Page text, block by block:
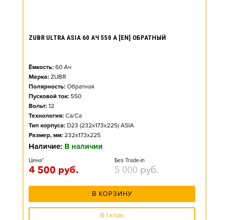
ZUBR ULTRA ASIA 60 АЧ 550 А [EN] ОБРАТНЫЙ
Ёмкость: 60 Ач
Марка: ZUBR
Полярность: Обратная
Пусковой ток: 550
Вольт: 12
Технология: Ca/Ca
Тип корпуса: D23 (232x173x225) ASIA
Размер, мм: 232x173x225
Наличие: В наличии
Цена*
4 500 руб.
Без Trade-in
5 000 руб.
В КОРЗИНУ
В 1 клик